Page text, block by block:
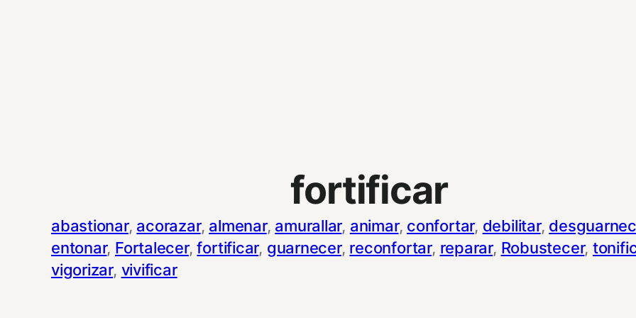
fortificar
abastionar, acorazar, almenar, amurallar, animar, confortar, debilitar,
entonar, Fortalecer, fortificar, guarnecer, reconfortar, reparar, Robustecer,
vigorizar, vivificar